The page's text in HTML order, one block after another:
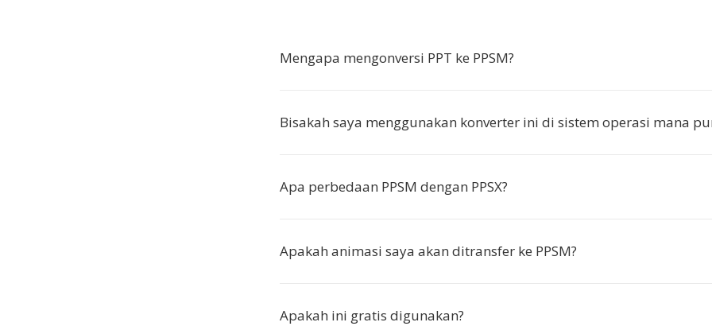
Mengapa mengonversi PPT ke PPSM?
Bisakah saya menggunakan konverter ini di sistem operasi mana
Apa perbedaan PPSM dengan PPSX?
Apakah animasi saya akan ditransfer ke PPSM?
Apakah ini gratis digunakan?